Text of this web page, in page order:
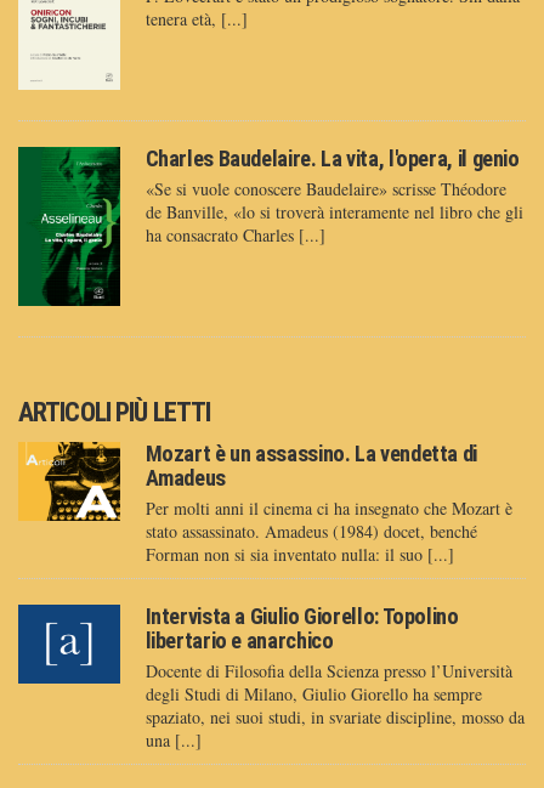
tenera età, [...]
Charles Baudelaire. La vita, l'opera, il genio
«Se si vuole conoscere Baudelaire» scrisse Théodore
de Banville, «lo si troverà interamente nel libro che gli
ha consacrato Charles [...]
ARTICOLI PIÙ LETTI
Mozart è un assassino. La vendetta di
Amadeus
Per molti anni il cinema ci ha insegnato che Mozart è
stato assassinato. Amadeus (1984) docet, benché
Forman non si sia inventato nulla: il suo [...]
Intervista a Giulio Giorello: Topolino
libertario e anarchico
Docente di Filosofia della Scienza presso l’Università
degli Studi di Milano, Giulio Giorello ha sempre
spaziato, nei suoi studi, in svariate discipline, mosso da
una [...]